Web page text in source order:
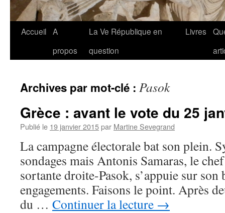
Accueil A
propos
La Ve République en
question
Livres
Archives par mot-clé : Pasok
Grèce : avant le vote du 25
Publié le 19 janvier 2015par Martine Sevegrand
La campagne électorale bat son plein.
sondages mais Antonis Samaras, le
sortante droite-Pasok, s’appuie sur son
engagements. Faisons le point. Après
du … Continuer la lecture →